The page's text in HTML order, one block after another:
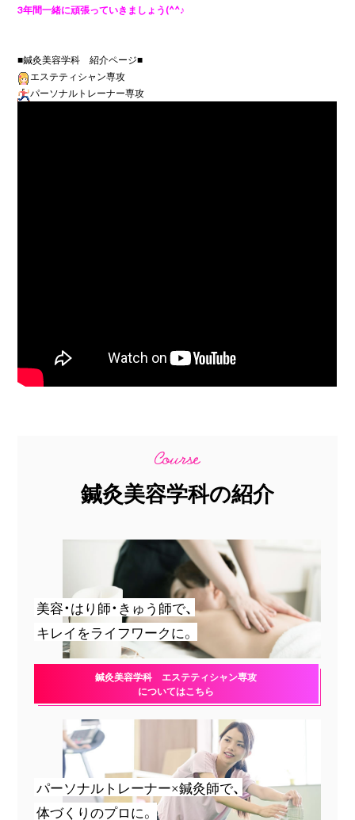
3年間一緒に頑張っていきましょう(^^♪
エステティシャン専攻
パーソナルトレーナー専攻
鍼灸美容学科の紹介
美容・はり師・きゅう師で、
キレイをライフワークに。
鍼灸美容学科 エステティシャン専攻
についてはこちら
パーソナルトレーナー×鍼灸師で、
体づくりのプロに。